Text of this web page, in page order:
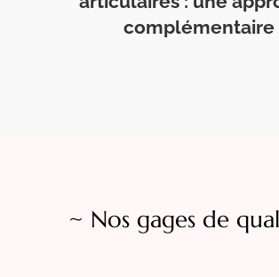
complémentaire
~ Nos gages de